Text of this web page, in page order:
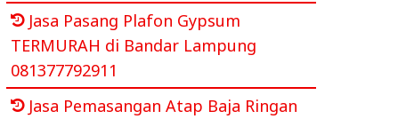
Jasa Pasang Plafon Gypsum
TERMURAH di Bandar Lampung
081377792911
Jasa Pemasangan Atap Baja Ringan